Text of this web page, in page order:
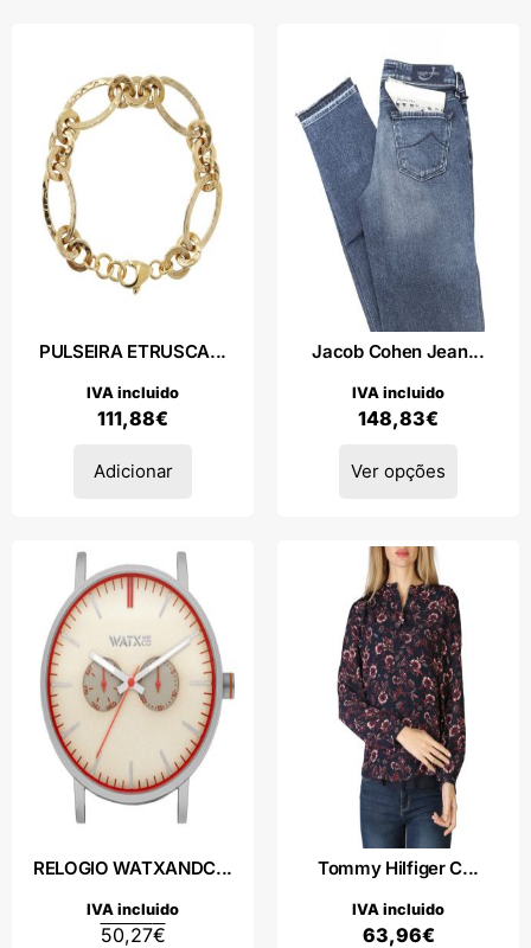
PULSEIRA ETRUSCA...
111,88€
IVA incluido
Adicionar
Jacob Cohen Jean...
148,83€
IVA incluido
Ver opções
RELOGIO WATXANDC...
50,27€
IVA incluido
Tommy Hilfiger C...
63,96€
IVA incluido